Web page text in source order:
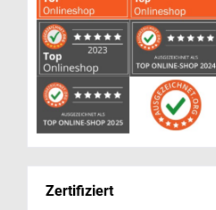
Zertifiziert